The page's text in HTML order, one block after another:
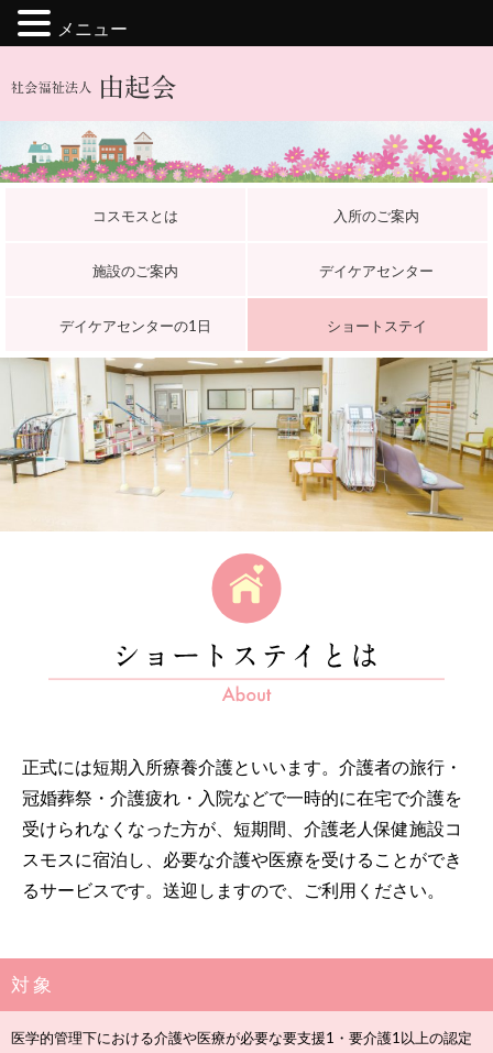
コスモスとは 入所のご案内
施設のご案内 デイケアセンター
デイケアセンターの1日 ショートステイ
正式には短期入所療養介護といいます。介護者の旅行・
冠婚葬祭・介護疲れ・入院などで一時的に在宅で介護を
受けられなくなった方が、短期間、介護老人保健施設コ
スモスに宿泊し、必要な介護や医療を受けることができ
るサービスです。送迎しますので、ご利用ください。
対 象
医学的管理下における介護や医療が必要な要支援1・要介護1以上の認定
メニュー